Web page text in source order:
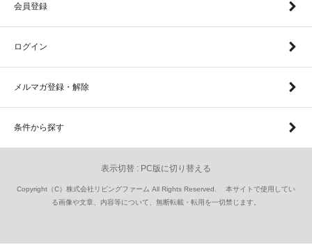
会員登録
ログイン
メルマガ登録・解除
条件から探す
表示切替 : PC版に切り替える
Copyright（C）株式会社リビングファーム All Rights Reserved. 本サイトで使用してい
る画像や文章、内容等について、無断転載・転用を一切禁じます。